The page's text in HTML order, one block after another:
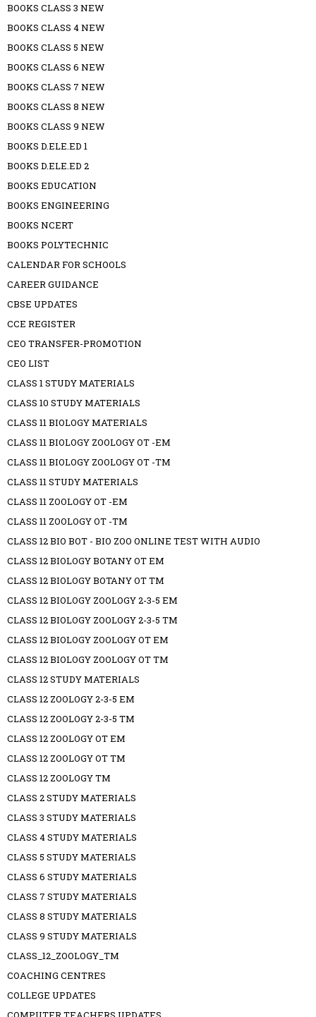
BOOKS CLASS 3 NEW
BOOKS CLASS 4 NEW
BOOKS CLASS 5 NEW
BOOKS CLASS 6 NEW
BOOKS CLASS 7 NEW
BOOKS CLASS 8 NEW
BOOKS CLASS 9 NEW
BOOKS D.ELE.ED 1
BOOKS D.ELE.ED 2
BOOKS EDUCATION
BOOKS ENGINEERING
BOOKS NCERT
BOOKS POLYTECHNIC
CALENDAR FOR SCHOOLS
CAREER GUIDANCE
CBSE UPDATES
CCE REGISTER
CEO TRANSFER-PROMOTION
CEO LIST
CLASS 1 STUDY MATERIALS
CLASS 10 STUDY MATERIALS
CLASS 11 BIOLOGY MATERIALS
CLASS 11 BIOLOGY ZOOLOGY OT -EM
CLASS 11 BIOLOGY ZOOLOGY OT -TM
CLASS 11 STUDY MATERIALS
CLASS 11 ZOOLOGY OT -EM
CLASS 11 ZOOLOGY OT -TM
CLASS 12 BIO BOT - BIO ZOO ONLINE TEST WITH AUDIO
CLASS 12 BIOLOGY BOTANY OT EM
CLASS 12 BIOLOGY BOTANY OT TM
CLASS 12 BIOLOGY ZOOLOGY 2-3-5 EM
CLASS 12 BIOLOGY ZOOLOGY 2-3-5 TM
CLASS 12 BIOLOGY ZOOLOGY OT EM
CLASS 12 BIOLOGY ZOOLOGY OT TM
CLASS 12 STUDY MATERIALS
CLASS 12 ZOOLOGY 2-3-5 EM
CLASS 12 ZOOLOGY 2-3-5 TM
CLASS 12 ZOOLOGY OT EM
CLASS 12 ZOOLOGY OT TM
CLASS 12 ZOOLOGY TM
CLASS 2 STUDY MATERIALS
CLASS 3 STUDY MATERIALS
CLASS 4 STUDY MATERIALS
CLASS 5 STUDY MATERIALS
CLASS 6 STUDY MATERIALS
CLASS 7 STUDY MATERIALS
CLASS 8 STUDY MATERIALS
CLASS 9 STUDY MATERIALS
CLASS_12_ZOOLOGY_TM
COACHING CENTRES
COLLEGE UPDATES